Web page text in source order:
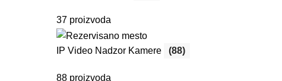
37 proizvoda
IP Video Nadzor Kamere (88)
88 proizvoda